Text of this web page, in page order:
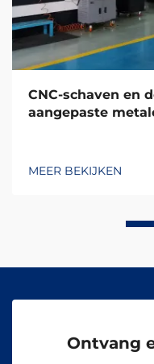
CNC-schaven en
aangepaste
MEER BEKIJKEN
Ontvang